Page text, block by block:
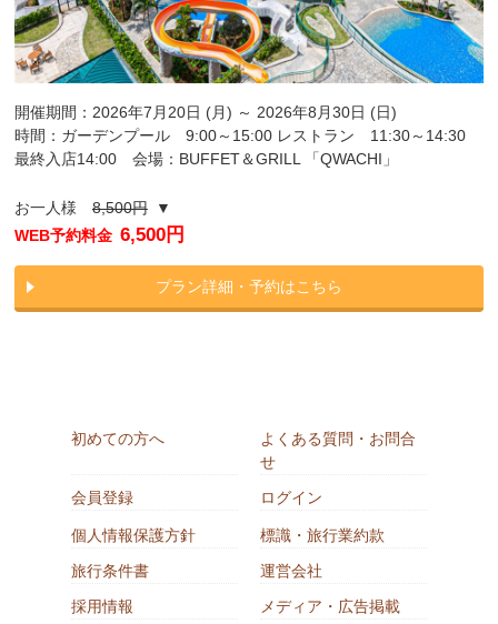
開催期間：2026年7月20日 (月) ～ 2026年8月30日 (日)
時間：ガーデンプール 9:00～15:00 レストラン 11:30～14:30
最終入店14:00 会場：BUFFET＆GRILL 「QWACHI」
お一人様8,500円▼
WEB予約料金 6,500円
プラン詳細・予約はこちら
初めての方へ
よくある質問・お問合
せ
会員登録
ログイン
個人情報保護方針
標識・旅行業約款
旅行条件書
運営会社
採用情報
メディア・広告掲載